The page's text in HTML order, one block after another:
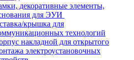
декоративные элементы,
для ЭУИ
крышка для
технологий
накладной для открытого
электроустановочных